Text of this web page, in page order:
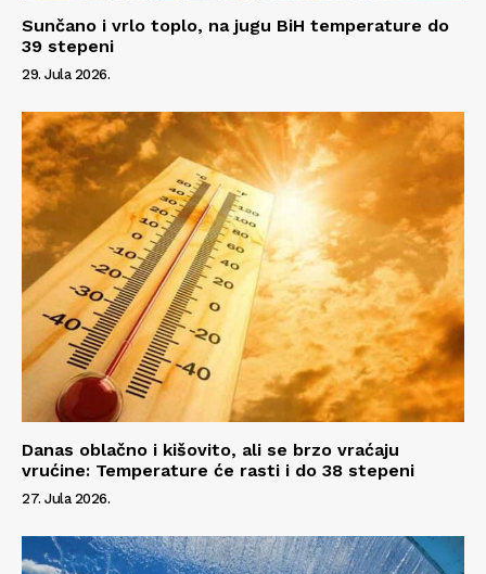
Sunčano i vrlo toplo, na jugu BiH temperature do
39 stepeni
29. Jula 2026.
Danas oblačno i kišovito, ali se brzo vraćaju
vrućine: Temperature će rasti i do 38 stepeni
27. Jula 2026.